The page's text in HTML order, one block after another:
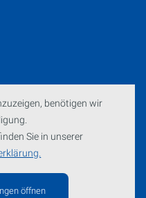
benötigen wir
Sie in unserer
öffnen